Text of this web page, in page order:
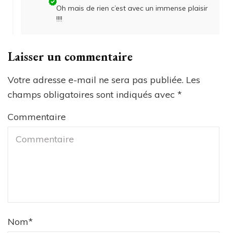
Oh mais de rien c’est avec un immense plaisir
!!!!
Laisser un commentaire
Votre adresse e-mail ne sera pas publiée. Les
champs obligatoires sont indiqués avec *
Commentaire
Nom*